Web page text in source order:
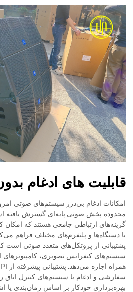
قابلیت های ادغام
امکانات ادغام بی‌درز سیستم‌های صوتی
محدوده پخش صوتی پایه‌ای گسترش یافته
گزینه‌های ارتباطی جامعی هستند که امکان
با دستگاه‌ها و پلتفرم‌های مختلف فراهم
پشتیبانی از پروتکل‌های متعدد صوتی است
سیستم‌های کنفرانس تصویری، کامپیوترهای
سفارشی و ادغام با سیستم‌های کنترل اتاق
بهره‌برداری خودکار بر اساس زمان‌بندی یا